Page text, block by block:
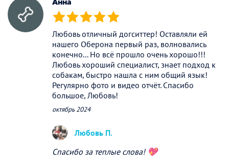
(*) (*) (*) (*) (*)
Любовь отличный догситтер! Оставляли ей
нашего Оберона первый раз, волновались
конечно... Но всё прошло очень хорошо!!!
Любовь хороший специалист, знает подход к
собакам, быстро нашла с ним общий язык!
Регулярно фото и видео отчёт. Спасибо
большое, Любовь!
октябрь 2024
Любовь П.
Спасибо за теплые слова! 💖